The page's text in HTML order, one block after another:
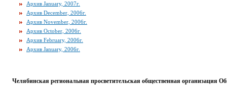
Архив January, 2007г.
Архив December, 2006г.
Архив November, 2006г.
Архив October, 2006г.
Архив February, 2006г.
Архив January, 2006г.
Челябинская региональная просветительская общественная организация